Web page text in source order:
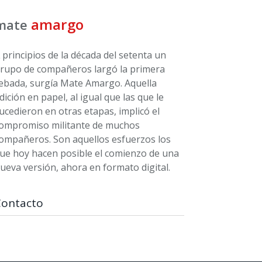
amargo
principios de la década del setenta un
de compañeros largó la primera
surgía Mate Amargo. Aquella
en papel, al igual que las que le
en otras etapas, implicó el
militante de muchos
Son aquellos esfuerzos los
hoy hacen posible el comienzo de una
versión, ahora en formato digital.